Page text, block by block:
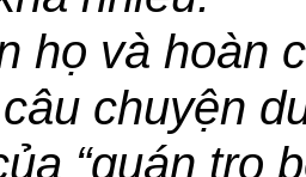
họ và hoàn
chuyện
“quán trọ